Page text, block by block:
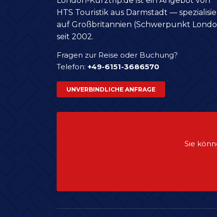
HTS Touristik aus Darmstadt —
auf Großbritannien (Schwerpunkt
seit 2002.
Fragen zur Reise oder Buchung?
Telefon: +49-6151-3686570
UNVERBINDLICHE ANFRAGE
Sie